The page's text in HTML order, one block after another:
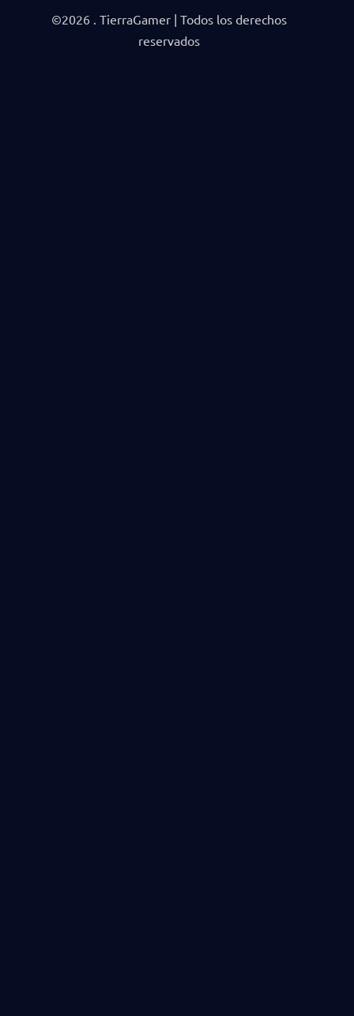
©2026 . TierraGamer | Todos los derechos
reservados